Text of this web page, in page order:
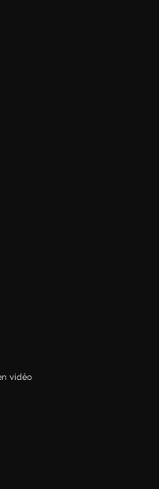
vidéo